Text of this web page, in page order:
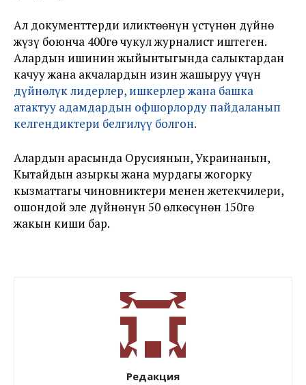
Ал документтерди иликтөөнүн үстүнөн дүйнө
жүзү боюнча 400гө чукул журналист иштеген.
Алардын ишинин жыйынтыгында салыктардан
качуу жана акчалардын изин жашыруу үчүн
дүйнөлүк лидерлер, ишкерлер жана башка
атактуу адамдардын офшорлорду пайдаланып
келгендиктери белгилүү болгон.
Алардын арасында Орусиянын, Украинанын,
Кытайдын азыркы жана мурдагы жогорку
кызматтагы чиновниктери менен жетекчилери,
ошондой эле дүйнөнүн 50 өлкөсүнөн 150гө
жакын киши бар.
Редакция